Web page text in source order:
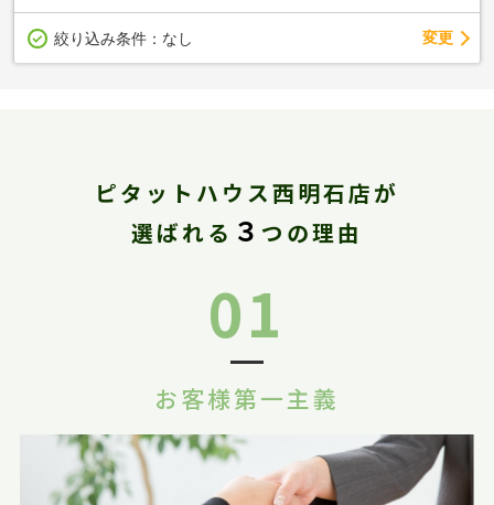
絞り込み条件： なし 変更
ピタットハウス西明石店が
選ばれる ３ つの理由
01
お客様第一主義